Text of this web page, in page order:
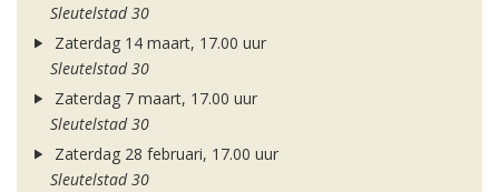
Sleutelstad 30
Zaterdag 14 maart, 17.00 uur
Sleutelstad 30
Zaterdag 7 maart, 17.00 uur
Sleutelstad 30
Zaterdag 28 februari, 17.00 uur
Sleutelstad 30